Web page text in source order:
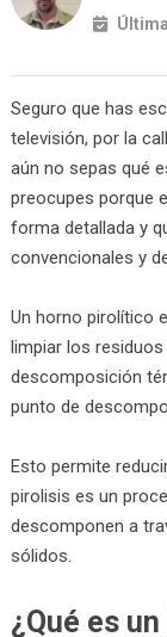
Seguro que has
televisión, por la
aún no sepas qué
preocupes porque
forma detallada y
convencionales y
Un horno pirolítico
limpiar los
descomposición
punto de
Esto permite
pirolisis es un
descomponen a
sólidos.
¿Qué es